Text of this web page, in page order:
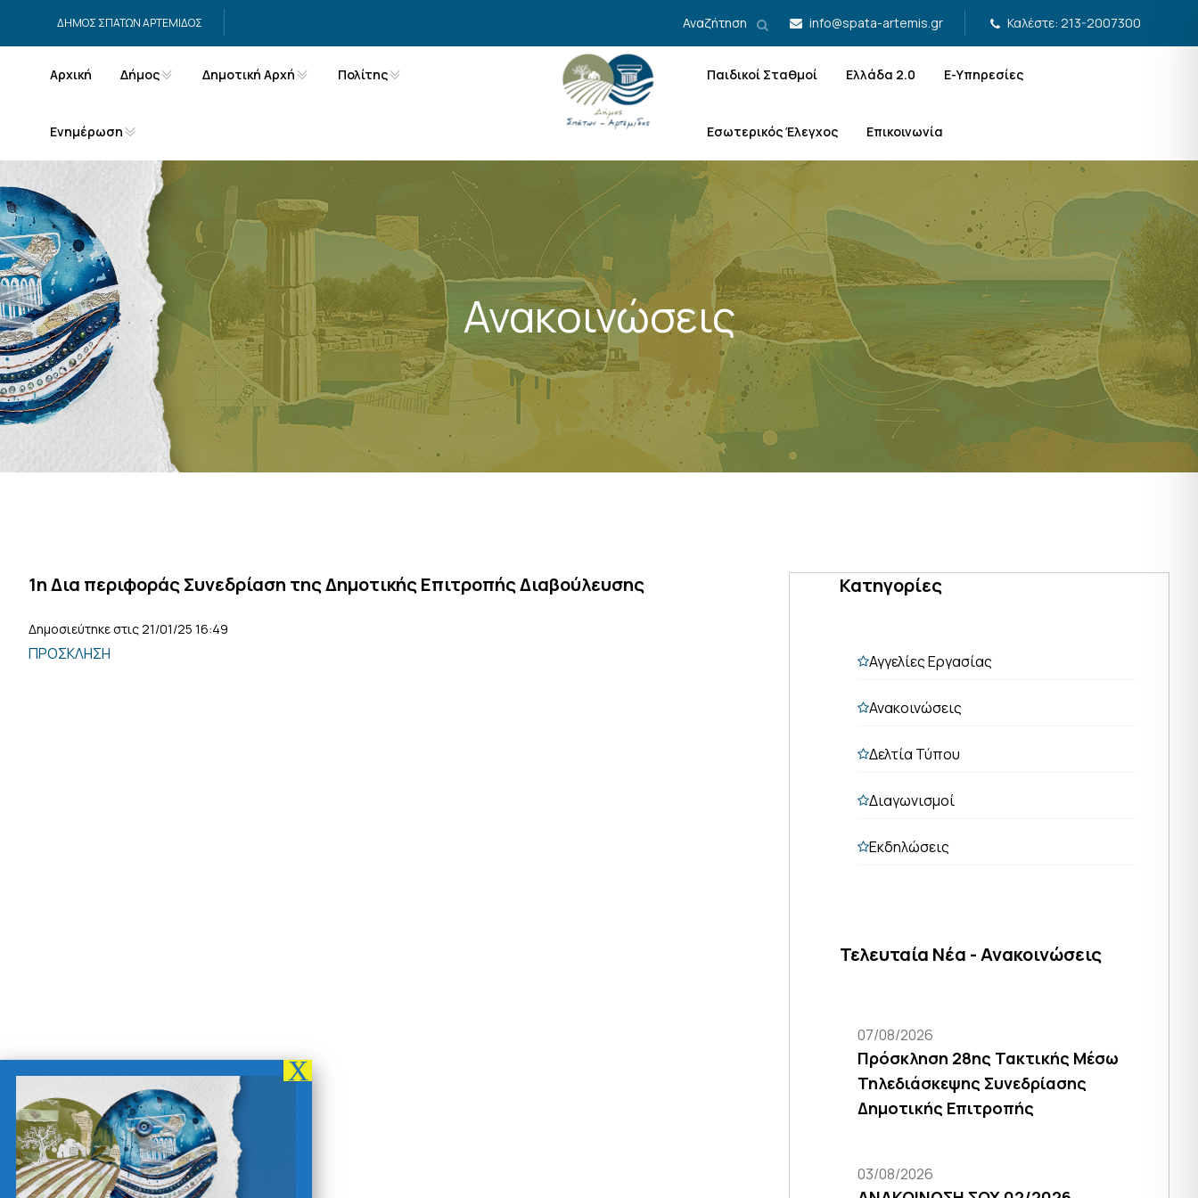
ΔΗΜΟΣ ΣΠΑΤΩΝ ΑΡΤΕΜΙΔΟΣ Αναζήτηση info@spata-artemis.gr Καλέστε: 213-2007300
Αρχική Δήμος Δημοτική Αρχή Πολίτης
Ενημέρωση
Παιδικοί Σταθμοί Ελλάδα 2.0 Ε-Υπηρεσίες
Εσωτερικός Έλεγχος Επικοινωνία
Ανακοινώσεις
1η Δια περιφοράς Συνεδρίαση της Δημοτικής Επιτροπής Διαβούλευσης
Δημοσιεύτηκε στις 21/01/25 16:49
ΠΡΟΣΚΛΗΣΗ
Κατηγορίες
Αγγελίες Εργασίας
Ανακοινώσεις
Δελτία Τύπου
Διαγωνισμοί
Εκδηλώσεις
Τελευταία Νέα - Ανακοινώσεις
07/08/2026
Πρόσκληση 28ης Τακτικής Μέσω
Τηλεδιάσκεψης Συνεδρίασης
Δημοτικής Επιτροπής
03/08/2026